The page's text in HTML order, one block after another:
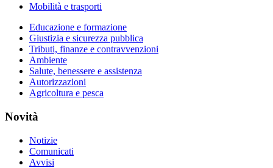
Mobilità e trasporti
Educazione e formazione
Giustizia e sicurezza pubblica
Tributi, finanze e contravvenzioni
Ambiente
Salute, benessere e assistenza
Autorizzazioni
Agricoltura e pesca
Novità
Notizie
Comunicati
Avvisi